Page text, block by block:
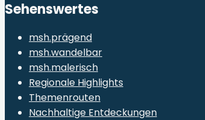
Sehenswertes
msh.prägend
msh.wandelbar
msh.malerisch
Regionale Highlights
Themenrouten
Nachhaltige Entdeckungen